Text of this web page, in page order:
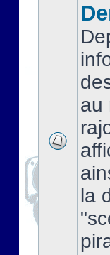
au
la